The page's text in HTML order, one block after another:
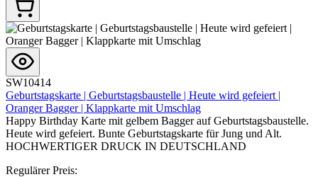
SW10414
Geburtstagskarte | Geburtstagsbaustelle | Heute wird gefeiert |
Oranger Bagger | Klappkarte mit Umschlag
Happy Birthday Karte mit gelbem Bagger auf Geburtstagsbaustelle.
Heute wird gefeiert. Bunte Geburtstagskarte für Jung und Alt.
HOCHWERTIGER DRUCK IN DEUTSCHLAND
Regulärer Preis: